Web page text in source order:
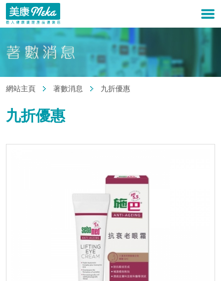
網站主頁 著數消息 九折優惠
九折優惠